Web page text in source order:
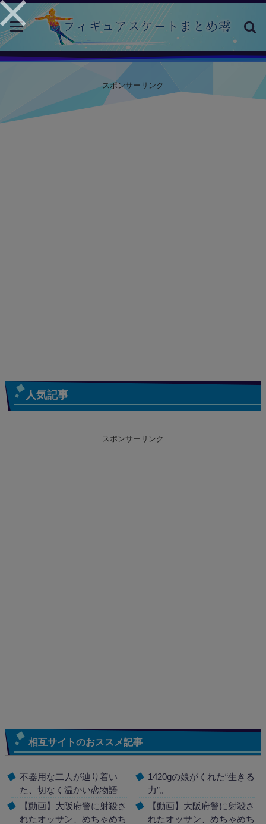
toggle
navigation
スポンサーリンク
人気記事
スポンサーリンク
相互サイトのおススメ記事
不器用な二人が辿り着い
た、切なく温かい恋物語
【動画】大阪府警に射殺さ
れたオッサン、めちゃめち
1420gの娘がくれた“生きる
力”。
【動画】大阪府警に射殺さ
れたオッサン、めちゃめち